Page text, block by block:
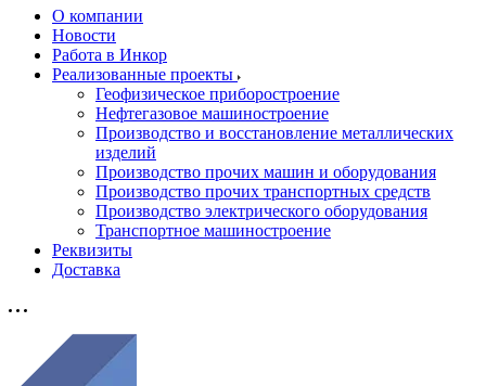
О компании
Новости
Работа в Инкор
Реализованные проекты
Геофизическое приборостроение
Нефтегазовое машиностроение
Производство и восстановление металлических
изделий
Производство прочих машин и оборудования
Производство прочих транспортных средств
Производство электрического оборудования
Транспортное машиностроение
Реквизиты
Доставка